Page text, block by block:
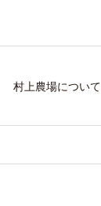
村上農場について